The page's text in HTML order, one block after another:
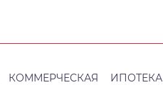
КОММЕРЧЕСКАЯ ИПОТЕКА